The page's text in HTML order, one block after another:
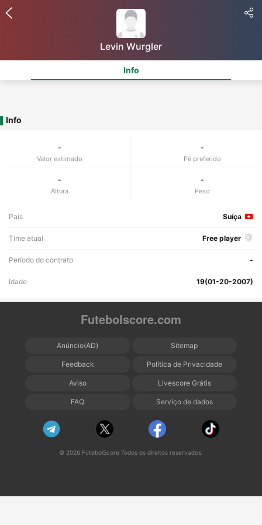
Levin Wurgler
Info
Info
-
Valor estimado
-
Pé preferido
-
Altura
-
Peso
País Suíça
Time atual Free player
Período do contrato -
Idade 19(01-20-2007)
Futebolscore.com
Anúncio(AD) Sitemap
Feedback Política de Privacidade
Aviso Livescore Grátis
FAQ Serviço de dados
© 2026 FutebolScore Todos os direitos reservados.